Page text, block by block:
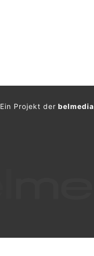
Ein Projekt derbelmedia